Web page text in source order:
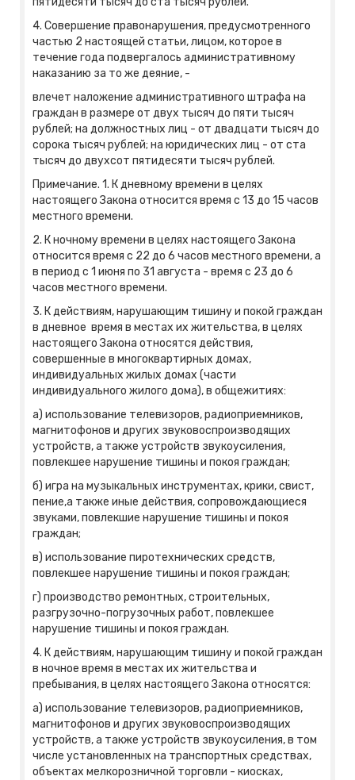
4. Совершение правонарушения, предусмотренного
частью 2 настоящей статьи, лицом, которое в
течение года подвергалось административному
наказанию за то же деяние, -
влечет наложение административного штрафа на
граждан в размере от двух тысяч до пяти тысяч
рублей; на должностных лиц - от двадцати тысяч до
сорока тысяч рублей; на юридических лиц - от ста
тысяч до двухсот пятидесяти тысяч рублей.
Примечание. 1. К дневному времени в целях
настоящего Закона относится время с 13 до 15 часов
местного времени.
2. К ночному времени в целях настоящего Закона
относится время с 22 до 6 часов местного времени, а
в период с 1 июня по 31 августа - время с 23 до 6
часов местного времени.
3. К действиям, нарушающим тишину и покой граждан
в дневное время в местах их жительства, в целях
настоящего Закона относятся действия,
совершенные в многоквартирных домах,
индивидуальных жилых домах (части
индивидуального жилого дома), в общежитиях:
а) использование телевизоров, радиоприемников,
магнитофонов и других звуковоспроизводящих
устройств, а также устройств звукоусиления,
повлекшее нарушение тишины и покоя граждан;
б) игра на музыкальных инструментах, крики, свист,
пение,а также иные действия, сопровождающиеся
звуками, повлекшие нарушение тишины и покоя
граждан;
в) использование пиротехнических средств,
повлекшее нарушение тишины и покоя граждан;
г) производство ремонтных, строительных,
разгрузочно-погрузочных работ, повлекшее
нарушение тишины и покоя граждан.
4. К действиям, нарушающим тишину и покой граждан
в ночное время в местах их жительства и
пребывания, в целях настоящего Закона относятся:
а) использование телевизоров, радиоприемников,
магнитофонов и других звуковоспроизводящих
устройств, а также устройств звукоусиления, в том
числе установленных на транспортных средствах,
объектах мелкорозничной торговли - киосках,